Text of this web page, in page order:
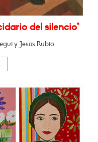
del silencio"
y Jesús Rubio